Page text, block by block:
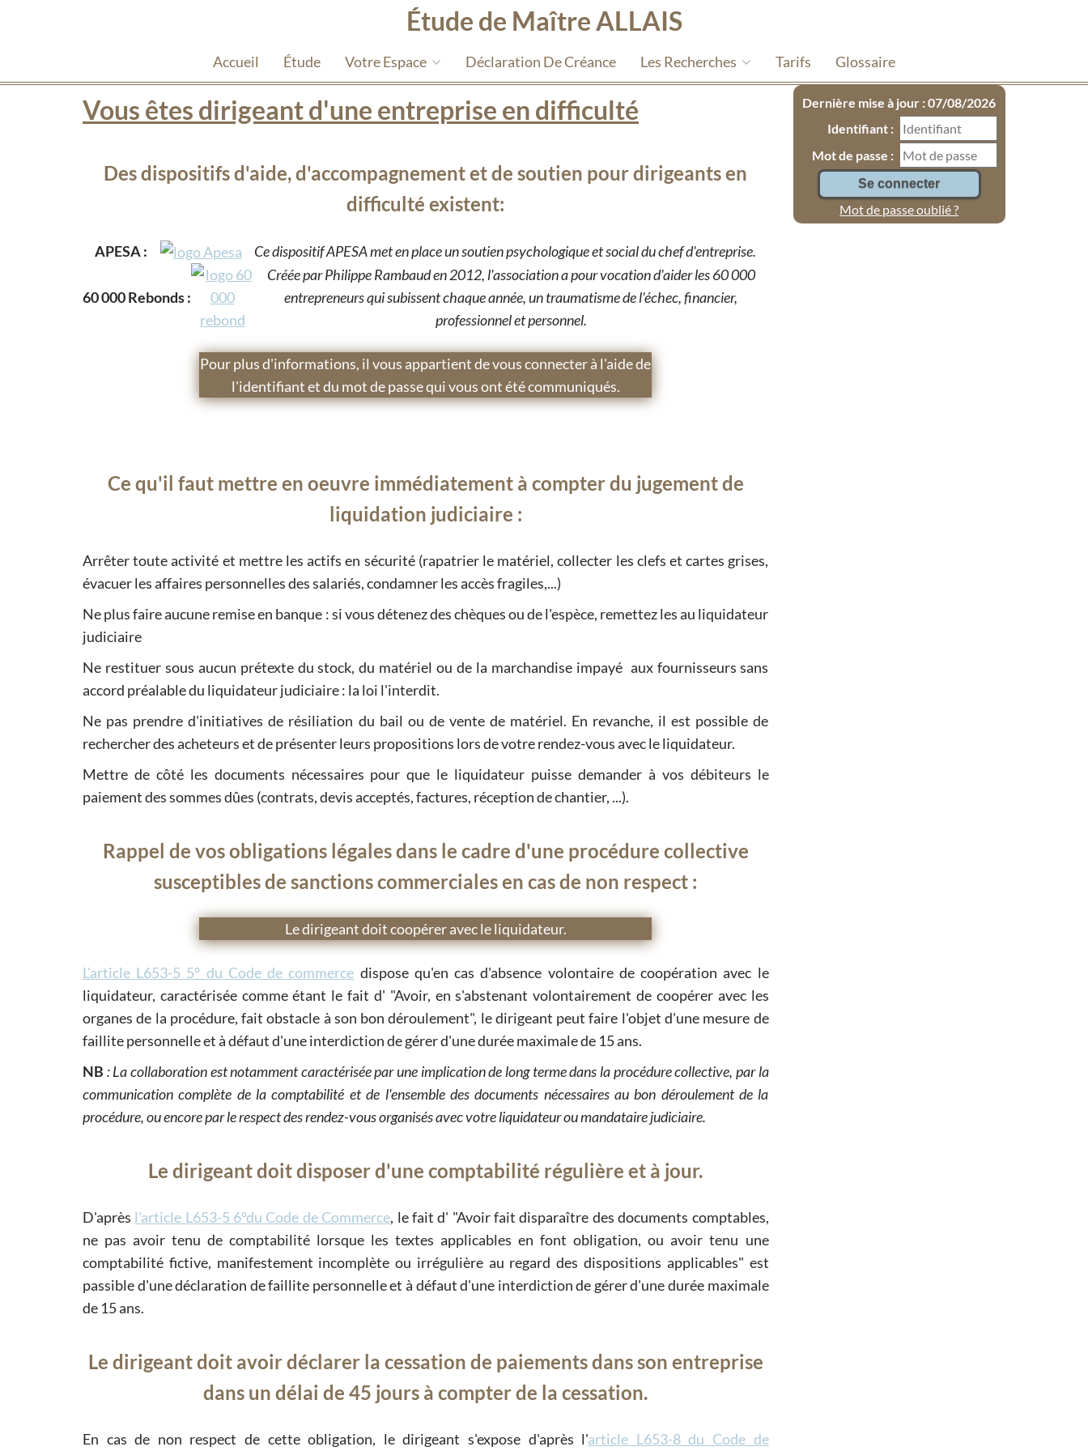
Étude de Maître ALLAIS
Accueil Étude Votre Espace Déclaration De Créance Les Recherches Tarifs Glossaire
Dernière mise à jour : 07/08/2026
Identifiant :
Mot de passe :
Mot de passe oublié ?
Vous êtes dirigeant d'une entreprise en difficulté
Des dispositifs d'aide, d'accompagnement et de soutien pour dirigeants en
difficulté existent:
APESA : Ce dispositif APESA met en place un soutien psychologique et social du chef d'entreprise.
60 000 Rebonds :
Créée par Philippe Rambaud en 2012, l'association a pour vocation d'aider les 60 000
entrepreneurs qui subissent chaque année, un traumatisme de l'échec, financier,
professionnel et personnel.
Pour plus d'informations, il vous appartient de vous connecter à l'aide de
l'identifiant et du mot de passe qui vous ont été communiqués.
Ce qu'il faut mettre en oeuvre immédiatement à compter du jugement de
liquidation judiciaire :
Arrêter toute activité et mettre les actifs en sécurité (rapatrier le matériel, collecter les clefs et cartes grises,
évacuer les affaires personnelles des salariés, condamner les accès fragiles,...)
Ne plus faire aucune remise en banque : si vous détenez des chèques ou de l'espèce, remettez les au liquidateur
judiciaire
Ne restituer sous aucun prétexte du stock, du matériel ou de la marchandise impayé aux fournisseurs sans
accord préalable du liquidateur judiciaire : la loi l'interdit.
Ne pas prendre d'initiatives de résiliation du bail ou de vente de matériel. En revanche, il est possible de
rechercher des acheteurs et de présenter leurs propositions lors de votre rendez-vous avec le liquidateur.
Mettre de côté les documents nécessaires pour que le liquidateur puisse demander à vos débiteurs le
paiement des sommes dûes (contrats, devis acceptés, factures, réception de chantier, ...).
Rappel de vos obligations légales dans le cadre d'une procédure collective
susceptibles de sanctions commerciales en cas de non respect :
Le dirigeant doit coopérer avec le liquidateur.
L'article L653-5 5° du Code de commerce dispose qu'en cas d'absence volontaire de coopération avec le
liquidateur, caractérisée comme étant le fait d' "Avoir, en s'abstenant volontairement de coopérer avec les
organes de la procédure, fait obstacle à son bon déroulement", le dirigeant peut faire l'objet d'une mesure de
faillite personnelle et à défaut d'une interdiction de gérer d'une durée maximale de 15 ans.
NB : La collaboration est notamment caractérisée par une implication de long terme dans la procédure collective, par la
communication complète de la comptabilité et de l'ensemble des documents nécessaires au bon déroulement de la
procédure, ou encore par le respect des rendez-vous organisés avec votre liquidateur ou mandataire judiciaire.
Le dirigeant doit disposer d'une comptabilité régulière et à jour.
D'après l'article L653-5 6°du Code de Commerce, le fait d' Avoir fait disparaître des documents comptables,
ne pas avoir tenu de comptabilité lorsque les textes applicables en font obligation, ou avoir tenu une
comptabilité fictive, manifestement incomplète ou irrégulière au regard des dispositions applicables
est
passible d'une déclaration de faillite personnelle et à défaut d'une interdiction de gérer d'une durée maximale
de 15 ans.
Le dirigeant doit avoir déclarer la cessation de paiements dans son entreprise
dans un délai de 45 jours à compter de la cessation.
En cas de non respect de cette obligation, le dirigeant s'expose d'après l'article L653-8 du Code de